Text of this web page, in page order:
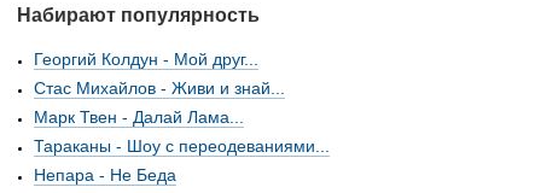
Набирают популярность
Георгий Колдун - Мой друг...
Стас Михайлов - Живи и знай...
Марк Твен - Далай Лама...
Тараканы - Шоу с переодеваниями...
Непара - Не Беда